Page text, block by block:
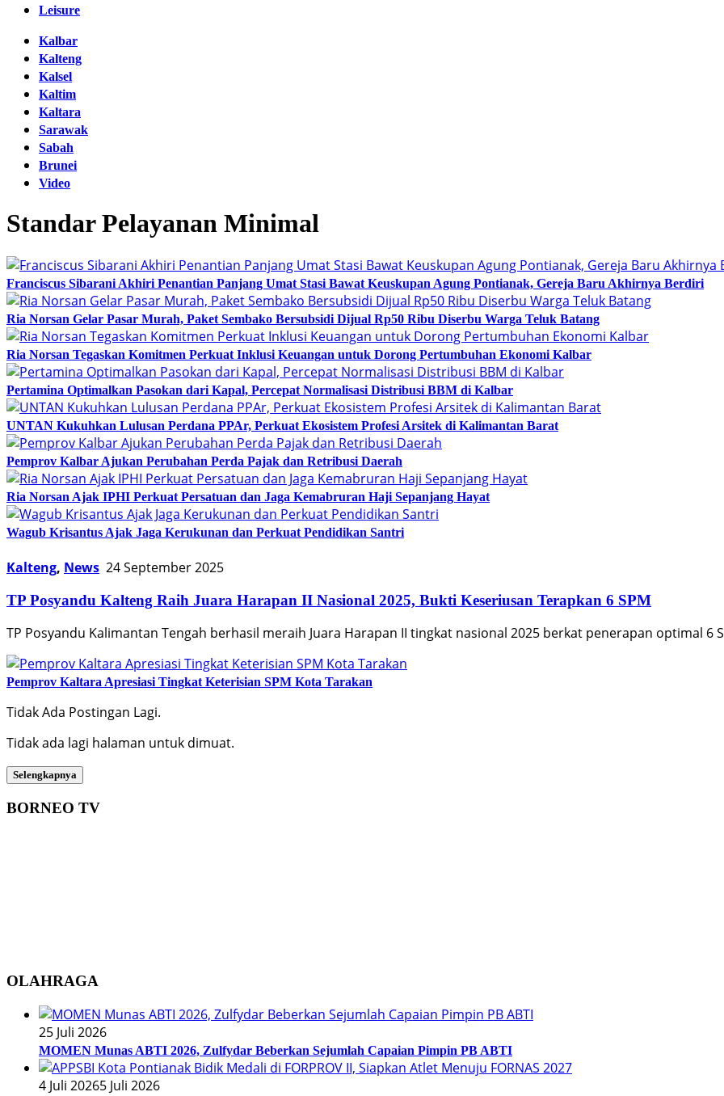
Leisure
Kalbar
Kalteng
Kalsel
Kaltim
Kaltara
Sarawak
Sabah
Brunei
Video
Standar Pelayanan Minimal
Franciscus Sibarani Akhiri Penantian Panjang Umat Stasi Bawat Keuskupan Agung Pontianak, Gereja Baru Akhirnya Berdiri
Ria Norsan Gelar Pasar Murah, Paket Sembako Bersubsidi Dijual Rp50 Ribu Diserbu Warga Teluk Batang
Ria Norsan Tegaskan Komitmen Perkuat Inklusi Keuangan untuk Dorong Pertumbuhan Ekonomi Kalbar
Pertamina Optimalkan Pasokan dari Kapal, Percepat Normalisasi Distribusi BBM di Kalbar
UNTAN Kukuhkan Lulusan Perdana PPAr, Perkuat Ekosistem Profesi Arsitek di Kalimantan Barat
Pemprov Kalbar Ajukan Perubahan Perda Pajak dan Retribusi Daerah
Ria Norsan Ajak IPHI Perkuat Persatuan dan Jaga Kemabruran Haji Sepanjang Hayat
Wagub Krisantus Ajak Jaga Kerukunan dan Perkuat Pendidikan Santri
Kalteng, News 24 September 2025
TP Posyandu Kalteng Raih Juara Harapan II Nasional 2025, Bukti Keseriusan Terapkan 6 SPM
TP Posyandu Kalimantan Tengah berhasil meraih Juara Harapan II tingkat nasional 2025 berkat penerapan optimal 6
Pemprov Kaltara Apresiasi Tingkat Keterisian SPM Kota Tarakan
Tidak Ada Postingan Lagi.
Tidak ada lagi halaman untuk dimuat.
Selengkapnya
BORNEO TV
OLAHRAGA
25 Juli 2026
MOMEN Munas ABTI 2026, Zulfydar Beberkan Sejumlah Capaian Pimpin PB ABTI
4 Juli 20265 Juli 2026